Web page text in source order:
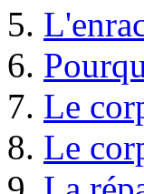
Le
Le